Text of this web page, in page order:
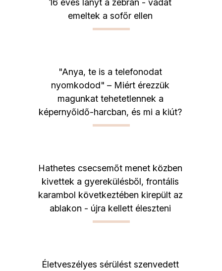
16 éves lányt a zebrán - vádat
emeltek a sofőr ellen
"Anya, te is a telefonodat
nyomkodod" – Miért érezzük
magunkat tehetetlennek a
képernyőidő-harcban, és mi a kiút?
Hathetes csecsemőt menet közben
kivettek a gyerekülésből, frontális
karambol következtében kirepült az
ablakon - újra kellett éleszteni
Életveszélyes sérülést szenvedett